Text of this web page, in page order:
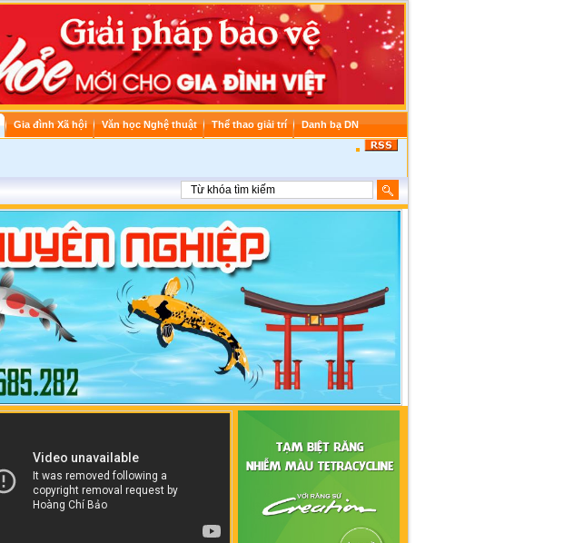
Gia đình Xã hội Văn học Nghệ thuật Thể thao giải trí Danh bạ DN